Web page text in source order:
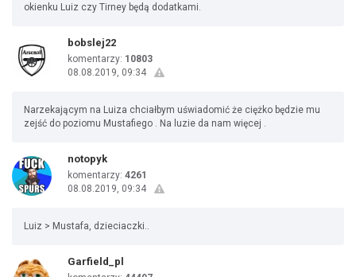
okienku Luiz czy Tirney będą dodatkami.
bobslej22
komentarzy: 10803
08.08.2019, 09:34
Narzekającym na Luiza chciałbym uświadomić że ciężko będzie mu
zejść do poziomu Mustafiego . Na luzie da nam więcej .
notopyk
komentarzy: 4261
08.08.2019, 09:34
Luiz > Mustafa, dzieciaczki..
Garfield_pl